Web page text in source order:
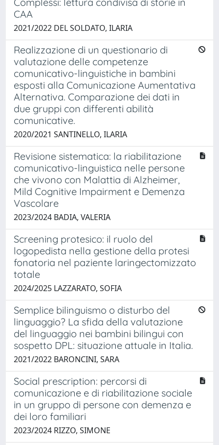
CAA
2021/2022 DEL SOLDATO, ILARIA
Realizzazione di un questionario di
valutazione delle competenze
comunicativo-linguistiche in bambini
esposti alla Comunicazione Aumentativa
Alternativa. Comparazione dei dati in
due gruppi con differenti abilità
comunicative.
2020/2021 SANTINELLO, ILARIA
Revisione sistematica: la riabilitazione
comunicativo-linguistica nelle persone
che vivono con Malattia di Alzheimer,
Mild Cognitive Impairment e Demenza
Vascolare
2023/2024 BADIA, VALERIA
Screening protesico: il ruolo del
logopedista nella gestione della protesi
fonatoria nel paziente laringectomizzato
totale
2024/2025 LAZZARATO, SOFIA
Semplice bilinguismo o disturbo del
linguaggio? La sfida della valutazione
del linguaggio nei bambini bilingui con
sospetto DPL: situazione attuale in Italia.
2021/2022 BARONCINI, SARA
Social prescription: percorsi di
comunicazione e di riabilitazione sociale
in un gruppo di persone con demenza e
dei loro familiari
2023/2024 RIZZO, SIMONE